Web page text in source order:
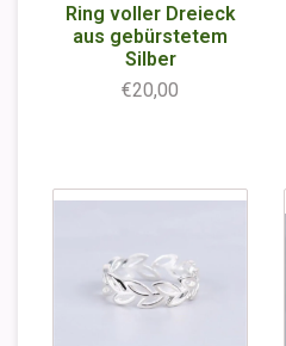
Ring voller Dreieck
aus gebürstetem
Silber
€20,00